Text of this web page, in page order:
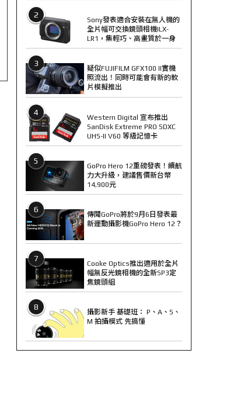
2
Sony發表適合安裝在無人機的
全片幅可交換鏡頭相機ILX-
LR1，集輕巧、高畫質於一身
3
疑似FUJIFILM GFX100 II實機
照流出！同時可能會有新的軟
片模擬推出
4
Western Digital 宣布推出
SanDisk Extreme PRO SDXC
UHS-II V60 等級記憶卡
5
GoPro Hero 12重磅發表！續航
力大升級，建議售價新台幣
14,900元
6
傳聞GoPro將於9月6日發表最
新運動攝影機GoPro Hero 12？
7
Cooke Optics推出適用於全片
幅無反光鏡相機的全新SP3定
焦鏡頭組
8
攝影新手 基礎班： P、A、S、
M 拍攝模式 先搞懂